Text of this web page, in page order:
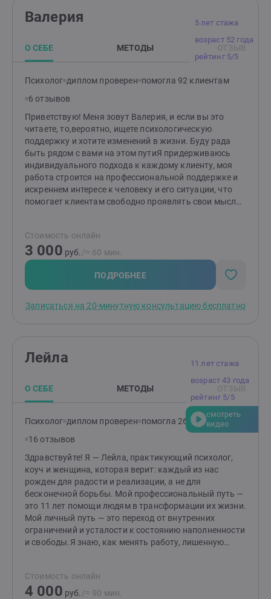
5 лет стажа
возраст 52 года
рейтинг 5/5
Валерия
О СЕБЕ МЕТОДЫ
Психолог диплом проверен помогла 92 клиентам
6 отзывов
Приветствую! Меня зовут Валерия, и если вы это
читаете, то,вероятно, ищете психологическую
поддержку и хотите изменений в жизни. Буду рада
быть рядом с вами на этом путиЯ придерживаюсь
индивидуального подхода к каждому клиенту, моя
работа строится на профессиональной поддержке и
искреннем интересе к человеку и его ситуации, что
помогает клиентам свободно проявлять свои мысли,
найти решение не только возникающего вопроса, но
при необходимости и причины
возникновения.Обычно первые результаты заметны
уже после 7-8 сессийВ своей собственной жизни я
столкнулась со множеством сложных ситуаций,
приобретая профессиональные знания и опыт, теперь
и социумомЯ продолжаю изучать взаимодействие
непонимание для клиента стало пониманием, а
значит и решением проблемыИмея диплом
психолога, продолжаю обучение а Поволжском
Гештальтинституте, прохожу профессиональные
«Интенсивы», где углублённо изучаются клиентско-
терапевтические процессы- с соблюдением
бережности и профессионализмаБуду рада видеть
Вас на своих консультациях
Стоимость онлайн
3 000 руб. /≈ 60 мин.
ПОДРОБНЕЕ
Записаться на 20-минутную консультацию бесплатно
11 лет стажа
возраст 43 года
рейтинг 5/5
смотреть
видео
Лейла
О СЕБЕ МЕТОДЫ
Психолог диплом проверен помогла 267 клиентам
16 отзывов
Здравствуйте! Я — Лейла, практикующий психолог,
коуч и женщина, которая верит: каждый из нас
рожден для радости и реализации, а не для
бесконечной борьбы. Мой профессиональный путь —
это 11 лет помощи людям в трансформации их жизни.
Мой личный путь — это переход от внутренних
ограничений и усталости к состоянию наполненности
и свободы.Я знаю, как менять работу, лишенную
грудью.Я ежедневно вижу, как меняется мир вокруг
человека, который разрешил себе быть собой и
Стоимость онлайн
4 000 руб. /≈ 90 мин.